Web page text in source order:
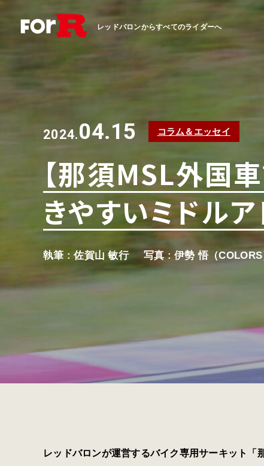
レッドバロンからすべてのライダーへ
2024.04.15 コラム＆エッセイ
【那須MSL外国
きやすいミドル
執筆 : 佐賀山 敏行 写真 : 伊勢 悟（COLORS
レッドバロンが運営するバイク専用サーキット